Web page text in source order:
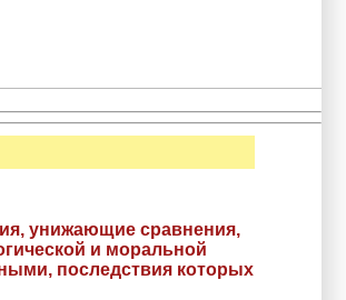
унижающие сравнения,
и моральной
последствия которых